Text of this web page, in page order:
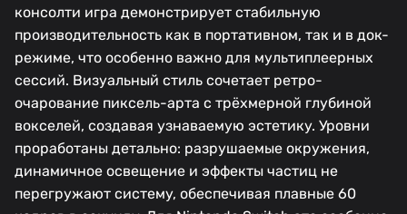
консолти игра демонстрирует стабильную
производительность как в портативном, так и в док-
режиме, что особенно важно для мультиплеерных
сессий. Визуальный стиль сочетает ретро-
очарование пиксель-арта с трёхмерной глубиной
вокселей, создавая узнаваемую эстетику. Уровни
проработаны детально: разрушаемые окружения,
динамичное освещение и эффекты частиц не
перегружают систему, обеспечивая плавные 60